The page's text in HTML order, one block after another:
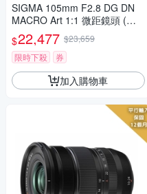
SIGMA 105mm F2.8 DG DN
MACRO Art 1:1 微距鏡頭 (公
司貨) 望遠定焦鏡頭 全片幅無
反微單眼鏡頭
$22,477 $23,659
限時下殺
券
加入購物車